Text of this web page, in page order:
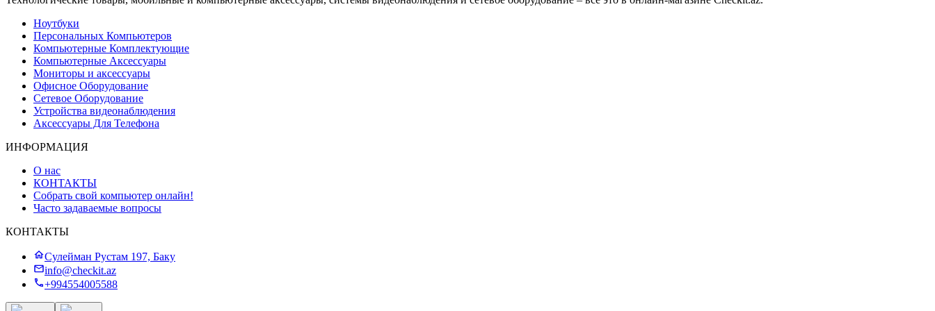
Ноутбуки
Персональных Компьютеров
Компьютерные Комплектующие
Компьютерные Аксессуары
Мониторы и аксессуары
Офисное Оборудование
Сетевое Оборудование
Устройства видеонаблюдения
Аксессуары Для Телефона
ИНФОРМАЦИЯ
О нас
КОНТАКТЫ
Собрать свой компьютер онлайн!
Часто задаваемые вопросы
КОНТАКТЫ
Сулейман Рустам 197, Баку
info@checkit.az
+994554005588